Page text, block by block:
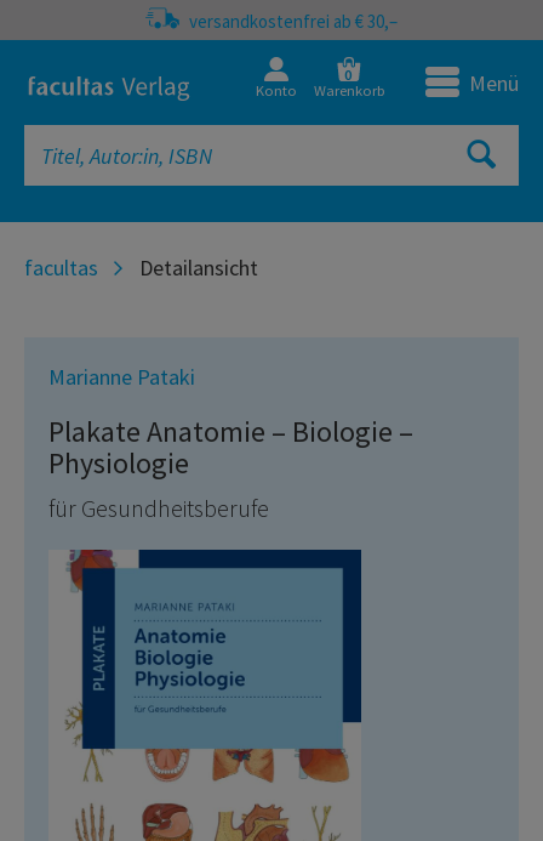
versandkostenfrei ab € 30,–
Konto
0
Warenkorb Menü
facultas Detailansicht
Marianne Pataki
Plakate Anatomie – Biologie –
Physiologie
für Gesundheitsberufe